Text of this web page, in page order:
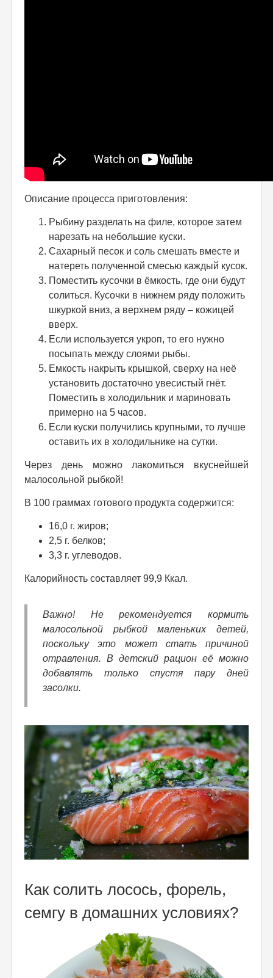
Описание процесса приготовления:
Рыбину разделать на филе, которое затем
нарезать на небольшие куски.
Сахарный песок и соль смешать вместе и
натереть полученной смесью каждый кусок.
Поместить кусочки в ёмкость, где они будут
солиться. Кусочки в нижнем ряду положить
шкуркой вниз, а верхнем ряду – кожицей
вверх.
Если используется укроп, то его нужно
посыпать между слоями рыбы.
Емкость накрыть крышкой, сверху на неё
установить достаточно увесистый гнёт.
Поместить в холодильник и мариновать
примерно на 5 часов.
Если куски получились крупными, то лучше
оставить их в холодильнике на сутки.
Через день можно лакомиться вкуснейшей
малосольной рыбкой!
В 100 граммах готового продукта содержится:
16,0 г. жиров;
2,5 г. белков;
3,3 г. углеводов.
Калорийность составляет 99,9 Ккал.
Важно! Не рекомендуется кормить
малосольной рыбкой маленьких детей,
поскольку это может стать причиной
отравления. В детский рацион её можно
добавлять только спустя пару дней
засолки.
Как солить лосось, форель,
семгу в домашних условиях?